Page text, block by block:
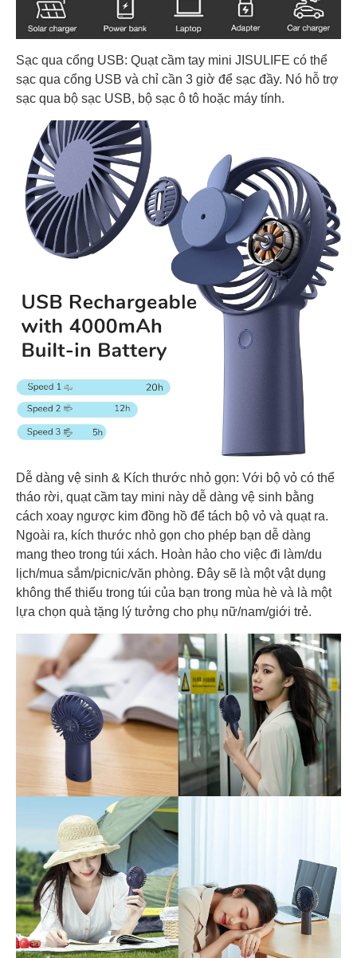
Sạc qua cổng USB: Quạt cầm tay mini JISULIFE có thể
sạc qua cổng USB và chỉ cần 3 giờ để sạc đầy. Nó hỗ trợ
sạc qua bộ sạc USB, bộ sạc ô tô hoặc máy tính.
Dễ dàng vệ sinh & Kích thước nhỏ gọn: Với bộ vỏ có thể
tháo rời, quạt cầm tay mini này dễ dàng vệ sinh bằng
cách xoay ngược kim đồng hồ để tách bộ vỏ và quạt ra.
Ngoài ra, kích thước nhỏ gọn cho phép bạn dễ dàng
mang theo trong túi xách. Hoàn hảo cho việc đi làm/du
lịch/mua sắm/picnic/văn phòng. Đây sẽ là một vật dụng
không thể thiếu trong túi của bạn trong mùa hè và là một
lựa chọn quà tặng lý tưởng cho phụ nữ/nam/giới trẻ.